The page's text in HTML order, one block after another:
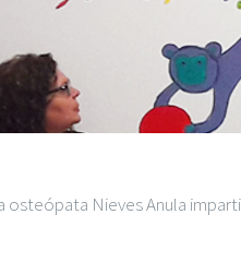
osteópata Nieves Anula